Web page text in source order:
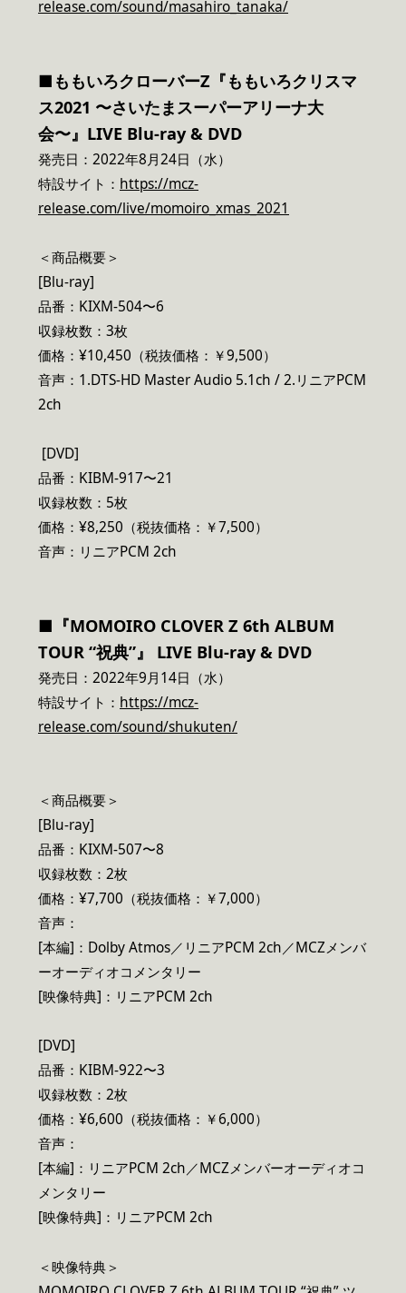
release.com/sound/masahiro_tanaka/
■ももいろクローバーZ『ももいろクリスマ
ス2021 〜さいたまスーパーアリーナ大
会〜』LIVE Blu-ray & DVD
発売日：2022年8月24日（水）
特設サイト： https://mcz-
release.com/live/momoiro_xmas_2021
＜商品概要＞
[Blu-ray]
品番：KIXM-504〜6
収録枚数：3枚
価格：¥10,450（税抜価格：￥9,500）
音声：1.DTS-HD Master Audio 5.1ch / 2.リニアPCM
2ch
[DVD]
品番：KIBM-917〜21
収録枚数：5枚
価格：¥8,250（税抜価格：￥7,500）
音声：リニアPCM 2ch
■『MOMOIRO CLOVER Z 6th ALBUM
TOUR “祝典”』 LIVE Blu-ray & DVD
発売日：2022年9月14日（水）
特設サイト： https://mcz-
release.com/sound/shukuten/
＜商品概要＞
[Blu-ray]
品番：KIXM-507〜8
収録枚数：2枚
価格：¥7,700（税抜価格：￥7,000）
音声：
[本編]：Dolby Atmos／リニアPCM 2ch／MCZメンバ
ーオーディオコメンタリー
[映像特典]：リニアPCM 2ch
[DVD]
品番：KIBM-922〜3
収録枚数：2枚
価格：¥6,600（税抜価格：￥6,000）
音声：
[本編]：リニアPCM 2ch／MCZメンバーオーディオコ
メンタリー
[映像特典]：リニアPCM 2ch
＜映像特典＞